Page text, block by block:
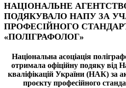
НАЦІОНАЛЬНЕ
ПОДЯКУВАЛО НАПУ ЗА
ПРОФЕСІЙНОГО
«ПОЛІГРАФОЛОГ»
Національна асоціація
отримала офіційну подяку від
кваліфікацій України (НАК) за
проєкту професійного